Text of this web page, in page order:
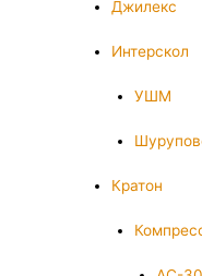
Джилекс
Интерскол
УШМ
Кратон